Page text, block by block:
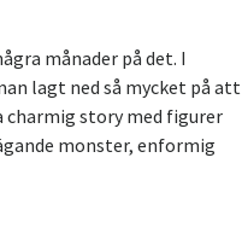
månader på det. I
lagt ned så mycket på att
charmig story med figurer
monster, enformig